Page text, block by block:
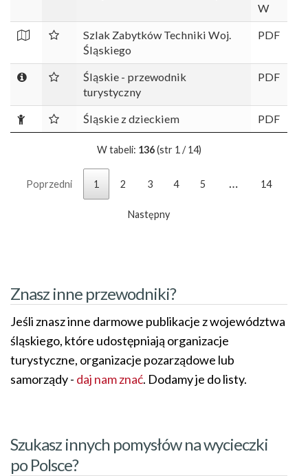
W
Szlak Zabytków Techniki Woj.
Śląskiego
PDF
Śląskie - przewodnik
turystyczny
PDF
Śląskie z dzieckiem PDF
W tabeli: 136(str 1 / 14)
Poprzedni 1 2 3 4 5 … 14
Następny
Znasz inne przewodniki?
Jeśli znasz inne darmowe publikacje z województwa
śląskiego, które udostępniają organizacje
turystyczne, organizacje pozarządowe lub
samorządy - daj nam znać. Dodamy je do listy.
Szukasz innych pomysłów na wycieczki
po Polsce?